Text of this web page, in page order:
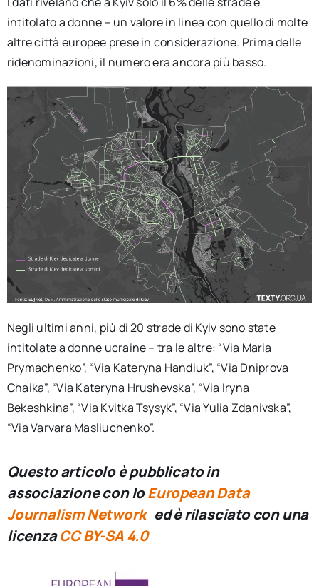
intitolato a donne – un valore in linea con quello di molte
altre città europee prese in considerazione. Prima delle
ridenominazioni, il numero era ancora più basso.
Negli ultimi anni, più di 20 strade di Kyiv sono state
intitolate a donne ucraine – tra le altre: “Via Maria
Prymachenko”, “Via Kateryna Handiuk”, “Via Dniprova
Chaika”, “Via Kateryna Hrushevska”, “Via Iryna
Bekeshkina”, “Via Kvitka Tsysyk”, “Via Yulia Zdanivska”,
“Via Varvara Masliuchenko”.
Questo articolo è pubblicato in
associazione con loEuropean Data
Journalism Network ed è rilasciato con una
licenzaCC BY-SA 4.0